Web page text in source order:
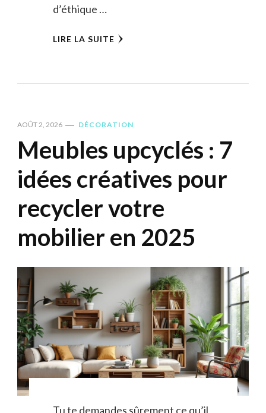
d’éthique …
LIRE LA SUITE
AOÛT 2, 2026 DÉCORATION
Meubles upcyclés : 7
idées créatives pour
recycler votre
mobilier en 2025
Tu te demandes sûrement ce qu’il